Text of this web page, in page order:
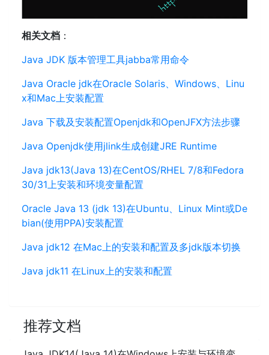
相关文档 ：
Java JDK 版本管理工具jabba常用命令
Java Oracle jdk在Oracle Solaris、Windows、Linu
x和Mac上安装配置
Java 下载及安装配置Openjdk和OpenJFX方法步骤
Java Openjdk使用jlink生成创建JRE Runtime
Java jdk13(Java 13)在CentOS/RHEL 7/8和Fedora
30/31上安装和环境变量配置
Oracle Java 13 (jdk 13)在Ubuntu、Linux Mint或De
bian(使用PPA)安装配置
Java jdk12 在Mac上的安装和配置及多jdk版本切换
Java jdk11 在Linux上的安装和配置
推荐文档